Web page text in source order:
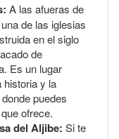
A las afueras de
de las iglesias
en el siglo
de
Es un lugar
historia y la
puedes
ofrece.
del Aljibe: Si te